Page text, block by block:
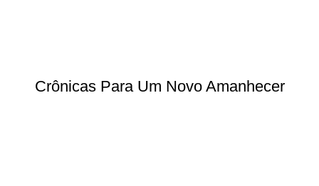
Crônicas Para Um Novo Amanhecer